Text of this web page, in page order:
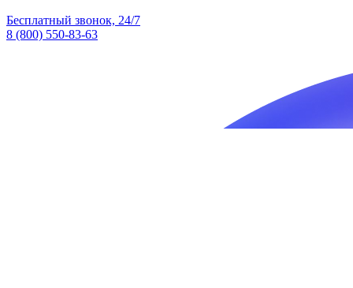
Бесплатный звонок, 24/7
8 (800) 550-83-63